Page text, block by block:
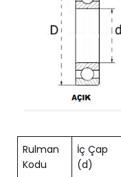
Rulman
Kodu
İç Çap
(d)